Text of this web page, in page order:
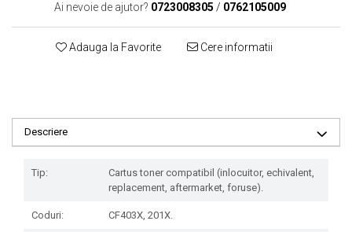
Ai nevoie de ajutor? 0723008305 / 0762105009
Adauga la Favorite Cere informatii
Descriere
Tip:
Cartus toner compatibil (inlocuitor, echivalent,
replacement, aftermarket, foruse).
Coduri: CF403X, 201X.